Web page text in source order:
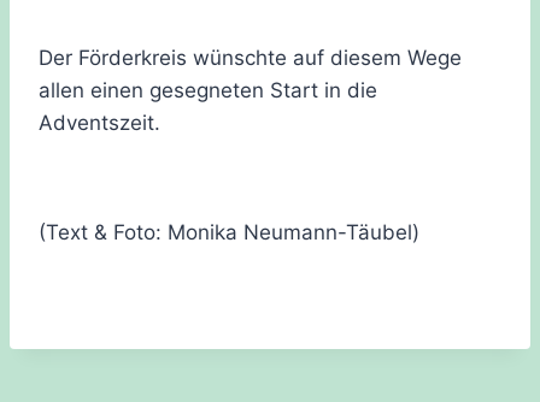
Der Förderkreis wünschte auf diesem Wege
allen einen gesegneten Start in die
Adventszeit.
(Text & Foto: Monika Neumann-Täubel)